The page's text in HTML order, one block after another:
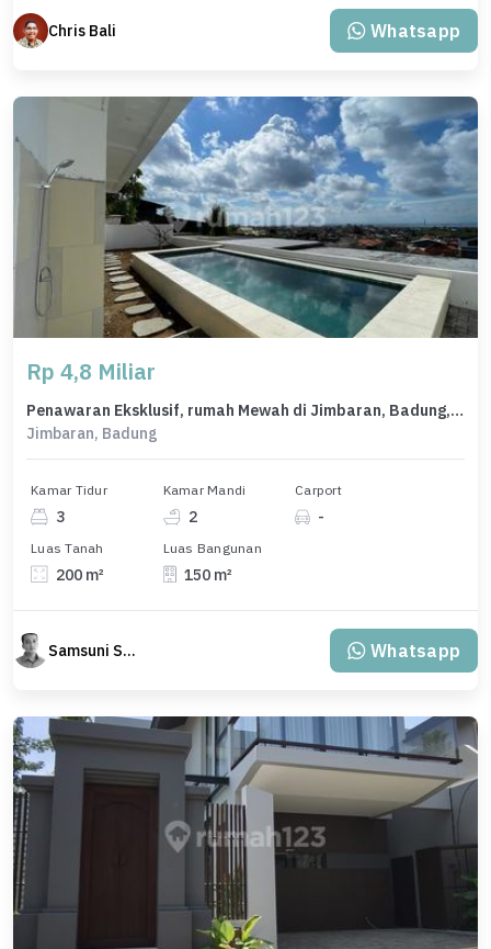
Chris Bali Whatsapp
Rp 4,8 Miliar
Penawaran Eksklusif, rumah Mewah di Jimbaran, Badung, LB 150m²
Jimbaran, Badung
Kamar Tidur
3
Kamar Mandi
2
Carport
-
Luas Tanah
200 m²
Luas Bangunan
150 m²
Samsuni Samsuni Whatsapp